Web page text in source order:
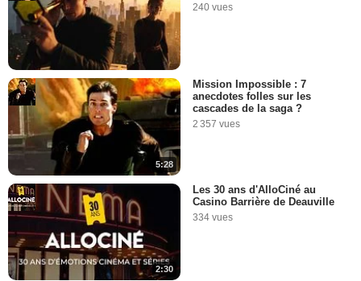
240 vues
5:28
Mission Impossible : 7
anecdotes folles sur les
cascades de la saga ?
2 357 vues
2:30
Les 30 ans d'AlloCiné au
Casino Barrière de Deauville
334 vues